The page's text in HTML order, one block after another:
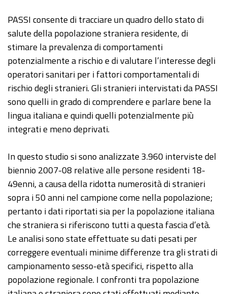
PASSI consente di tracciare un quadro dello stato di
salute della popolazione straniera residente, di
stimare la prevalenza di comportamenti
potenzialmente a rischio e di valutare l’interesse degli
operatori sanitari per i fattori comportamentali di
rischio degli stranieri. Gli stranieri intervistati da PASSI
sono quelli in grado di comprendere e parlare bene la
lingua italiana e quindi quelli potenzialmente più
integrati e meno deprivati.
In questo studio si sono analizzate 3.960 interviste del
biennio 2007-08 relative alle persone residenti 18-
49enni, a causa della ridotta numerosità di stranieri
sopra i 50 anni nel campione come nella popolazione;
pertanto i dati riportati sia per la popolazione italiana
che straniera si riferiscono tutti a questa fascia d’età.
Le analisi sono state effettuate su dati pesati per
correggere eventuali minime differenze tra gli strati di
campionamento sesso-età specifici, rispetto alla
popolazione regionale. I confronti tra popolazione